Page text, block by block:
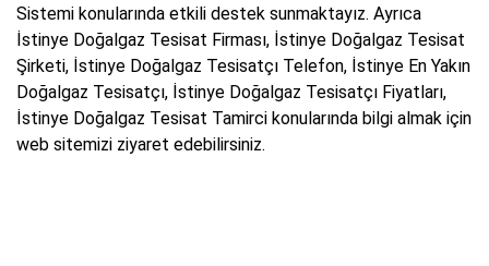
Sistemi konularında etkili destek sunmaktayız. Ayrıca
İstinye Doğalgaz Tesisat Firması, İstinye Doğalgaz Tesisat
Şirketi, İstinye Doğalgaz Tesisatçı Telefon, İstinye En Yakın
Doğalgaz Tesisatçı, İstinye Doğalgaz Tesisatçı Fiyatları,
İstinye Doğalgaz Tesisat Tamirci konularında bilgi almak için
web sitemizi ziyaret edebilirsiniz.